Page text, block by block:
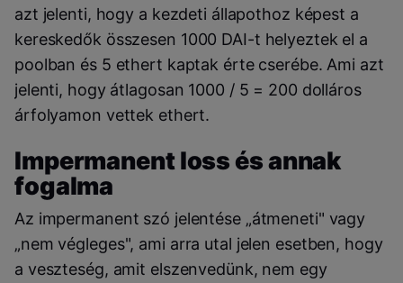
azt jelenti, hogy a kezdeti állapothoz képest a
kereskedők összesen 1000 DAI-t helyeztek el a
poolban és 5 ethert kaptak érte cserébe. Ami azt
jelenti, hogy átlagosan 1000 / 5 = 200 dolláros
árfolyamon vettek ethert.
Impermanent loss és annak
fogalma
Az impermanent szó jelentése „átmeneti" vagy
„nem végleges", ami arra utal jelen esetben, hogy
a veszteség, amit elszenvedünk, nem egy